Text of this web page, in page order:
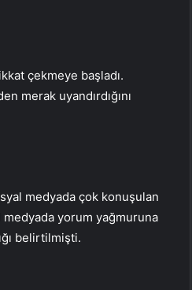
çekmeye başladı.
merak uyandırdığını
medyada çok konuşulan
yorum yağmuruna
belirtilmişti.